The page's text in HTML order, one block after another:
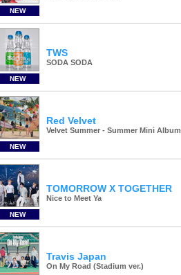
NEW
NEW
TWS
SODA SODA
NEW
Red Velvet
Velvet Summer - Summer Mini Album
NEW
TOMORROW X TOGETHER
Nice to Meet Ya
Travis Japan
On My Road (Stadium ver.)